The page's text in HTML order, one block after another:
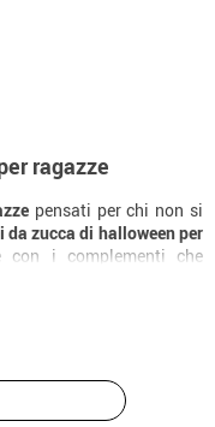
ragazze
pensati per chi non si
da zucca di halloween per
con i complementi che
Scopri tutta la